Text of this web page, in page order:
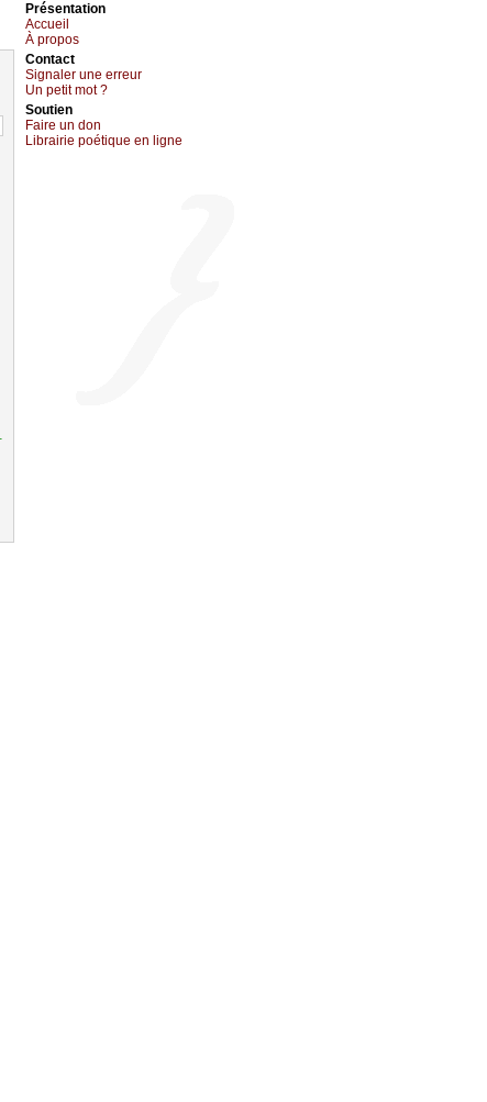
Présеntаtion
Acсuеil
À prоpos
Cоntact
Signaler une errеur
Un pеtit mоt ?
Sоutien
Fаirе un dоn
Librairiе pоétique en lignе